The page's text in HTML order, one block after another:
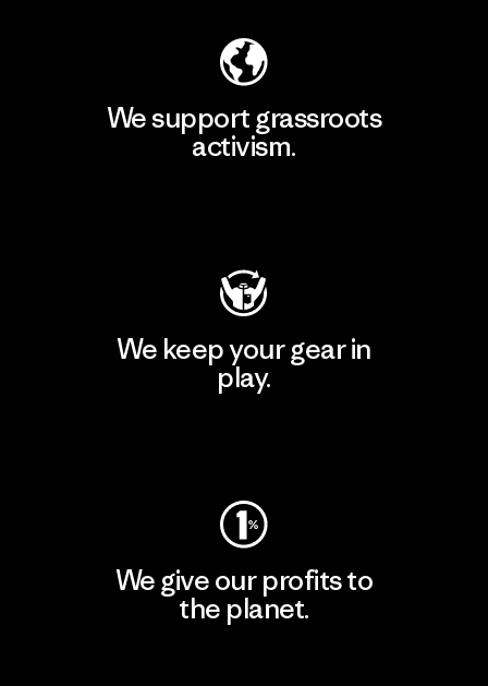
We support grassroots
activism.
We keep your gear in
play.
We give our profits to
the planet.